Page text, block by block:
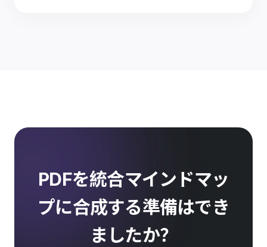
PDFを統合マインドマッ
プに合成する準備はでき
ましたか？